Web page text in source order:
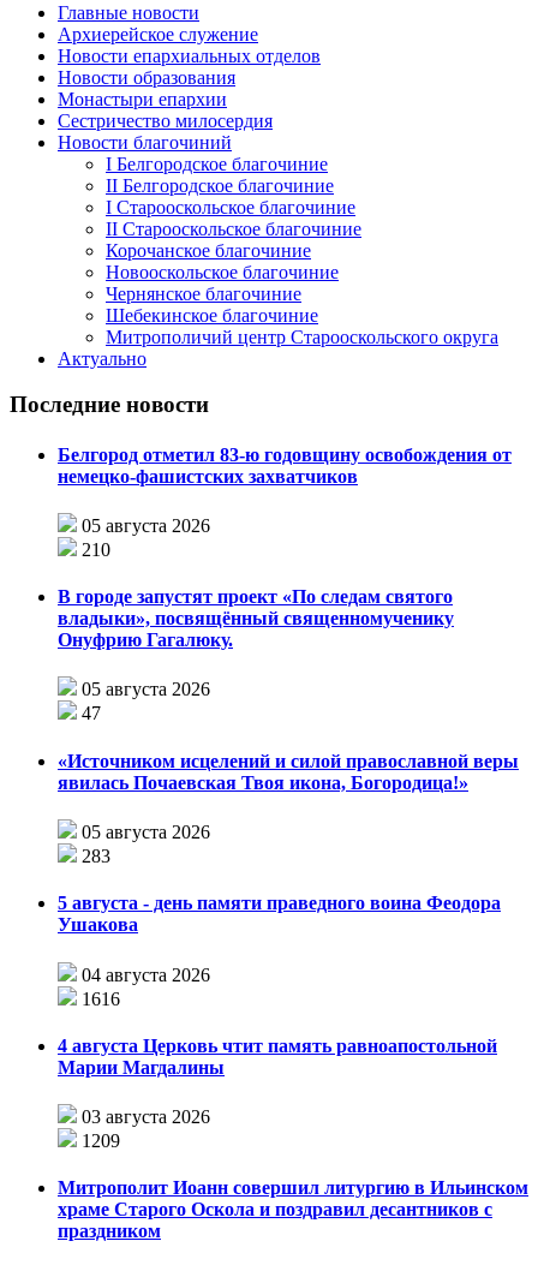
Главные новости
Архиерейское служение
Новости епархиальных отделов
Новости образования
Монастыри епархии
Сестричество милосердия
Новости благочиний
I Белгородское благочиние
II Белгородское благочиние
I Старооскольское благочиние
II Старооскольское благочиние
Корочанское благочиние
Новооскольское благочиние
Чернянское благочиние
Шебекинское благочиние
Митрополичий центр Старооскольского округа
Актуально
Последние новости
Белгород отметил 83-ю годовщину освобождения от
немецко-фашистских захватчиков
05 августа 2026
210
В городе запустят проект «По следам святого
владыки», посвящённый священномученику
Онуфрию Гагалюку.
05 августа 2026
47
«Источником исцелений и силой православной веры
явилась Почаевская Твоя икона, Богородица!»
05 августа 2026
283
5 августа - день памяти праведного воина Феодора
Ушакова
04 августа 2026
1616
4 августа Церковь чтит память равноапостольной
Марии Магдалины
03 августа 2026
1209
Митрополит Иоанн совершил литургию в Ильинском
храме Старого Оскола и поздравил десантников с
праздником